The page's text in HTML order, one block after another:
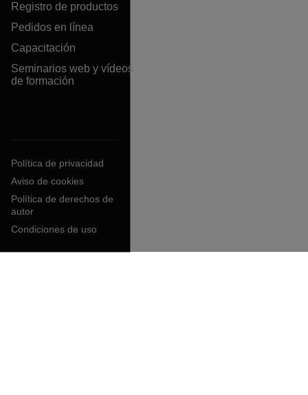
Registro de productos
Pedidos en línea
Capacitación
Seminarios web y vídeos
de formación
Política de privacidad
Aviso de cookies
Política de derechos de
autor
Condiciones de uso